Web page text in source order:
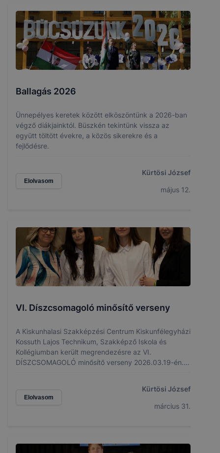
Ballagás 2026
Ünnepélyes keretek között elköszöntünk a 2026-ban
végző diákjainktól. Büszkén tekintünk vissza az
együtt töltött évekre, a közös sikerekre és a
fejlődésre.
Elolvasom
Kürtösi József
május 12.
VI. Díszcsomagoló minősítő verseny
A Kiskunhalasi Szakképzési Centrum Kiskunfélegyházi
Kossuth Lajos Technikum, Szakképző Iskola és
Kollégiumban került megrendezésre az VI.
DÍSZCSOMAGOLÓ minősítő verseny 2026.03.19-én.
„SKÁLA KÓPÉ” volt.
Elolvasom
Kürtösi József
március 31.